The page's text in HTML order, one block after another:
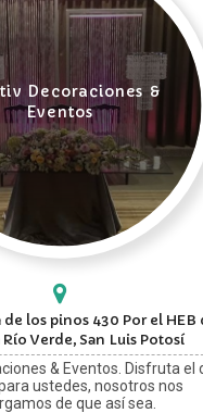
Decoraciones &
Eventos
los pinos 430 Por el HEB
Río Verde, San Luis Potosí
& Eventos. Disfruta el
ustedes, nosotros nos
de que así sea.